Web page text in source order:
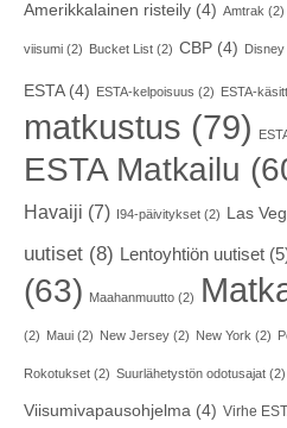
Amerikkalainen risteily (4) Amtrak (2)
viisumi (2) Bucket List (2) CBP (4) Disney
ESTA(4) ESTA-kelpoisuus (2) ESTA-
matkustus (79)
ESTA Matkailu
Havaiji (7) I94-päivitykset (2) Las
uutiset (8) Lentoyhtiön uutiset
(63) Maahanmuutto (2)
(2) Maui (2) New Jersey (2) New York (2)
Rokotukset (2) Suurlähetystön odotusajat (2)
Viisumivapausohjelma (4) Virhe